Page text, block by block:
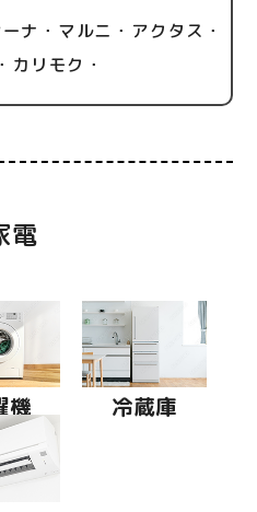
ナ・マルニ・アクタス・
カリモク・
電
機 冷蔵庫